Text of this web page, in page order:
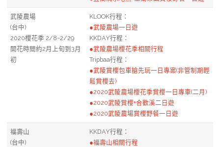
武陵農場
(台中)
2020櫻花季 2/8~2/29
開花時間約2月上旬到3月
初
KLOOK行程：
●武陵農場一日遊
KKDAY行程：
●武陵農場櫻花季相關行程
Tripbaa行程：
●武陵賞櫻包車搶先玩一日專案(非管制期輕
鬆賞櫻去)
●2020武陵農場櫻花季賞櫻一日專車(二月)
●2020武陵賞櫻+合歡溪二日遊
●2020武陵農場賞櫻野餐一日遊
福壽山
(台中)
KKDAY行程：
●福壽山相關行程